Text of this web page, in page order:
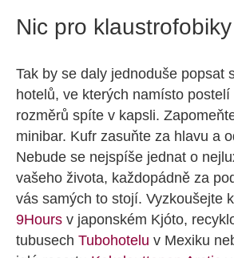
Nic pro klaustrofobiky
Tak by se daly jednoduše popsat
hotelů, ve kterých namísto postelí
rozměrů spíte v kapsli.
minibar. Kufr zasuňte za hlavu a
Nebude se nejspíše jednat o
vašeho života, každopádně za
vás samých to stojí. Vyzkoušejte
9Hours v japonském Kjóto,
tubusech Tubohotelu v Mexiku